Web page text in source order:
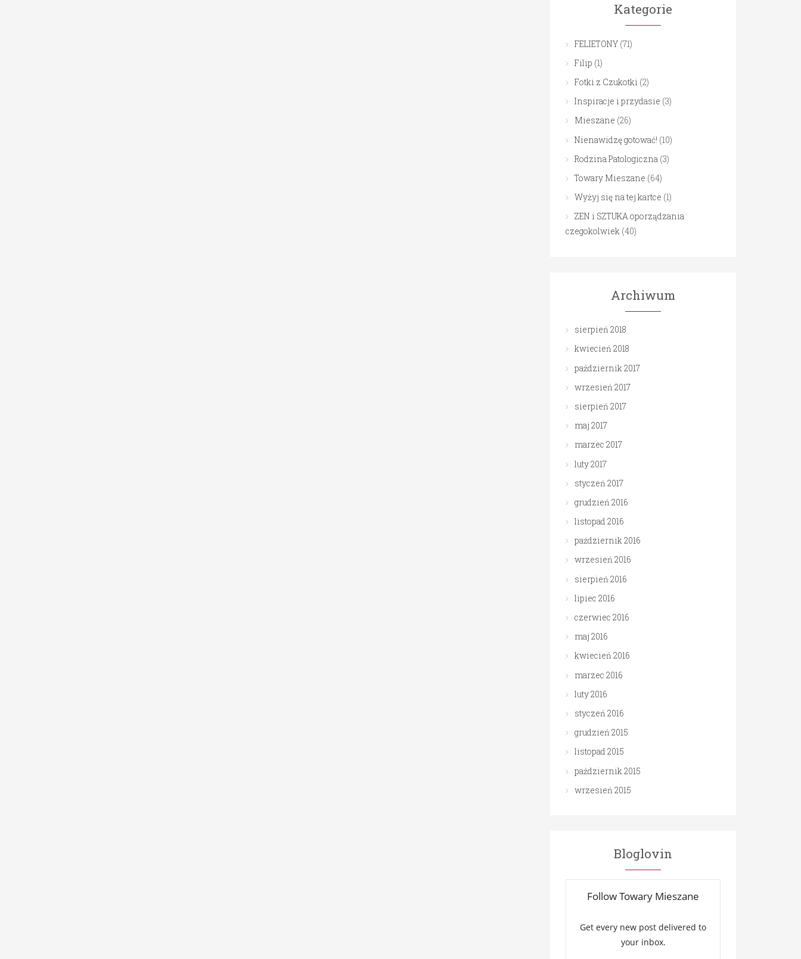
Kategorie
FELIETONY(71)
Filip (1)
Fotki z Czukotki (2)
Inspiracje i przydasie (3)
Mieszane (26)
Nienawidzę gotować! (10)
Rodzina Patologiczna(3)
Towary Mieszane (64)
Wyżyj się na tej kartce (1)
ZEN i SZTUKA oporządzania
czegokolwiek(40)
Archiwum
sierpień 2018
kwiecień 2018
październik 2017
wrzesień 2017
sierpień 2017
maj 2017
marzec 2017
luty 2017
styczeń 2017
grudzień 2016
listopad 2016
październik 2016
wrzesień 2016
sierpień 2016
lipiec 2016
czerwiec 2016
maj 2016
kwiecień 2016
marzec 2016
luty 2016
styczeń 2016
grudzień 2015
listopad 2015
październik 2015
wrzesień 2015
Bloglovin